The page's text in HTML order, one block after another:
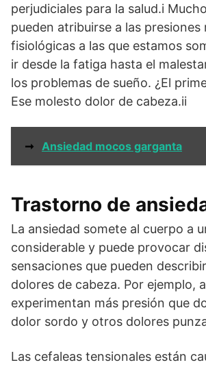
perjudiciales para la salud.i
pueden atribuirse a las presiones
fisiológicas a las que estamos
ir desde la fatiga hasta el
los problemas de sueño. ¿El
Ese molesto dolor de cabeza.ii
➞ Ansiedad mocos garganta
Trastorno de
La ansiedad somete al cuerpo a
considerable y puede provocar
sensaciones que pueden
dolores de cabeza. Por ejemplo,
experimentan más presión que
dolor sordo y otros dolores
Las cefaleas tensionales están